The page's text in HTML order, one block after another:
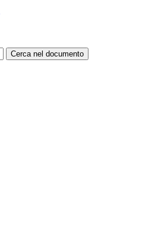
Cerca nel documento